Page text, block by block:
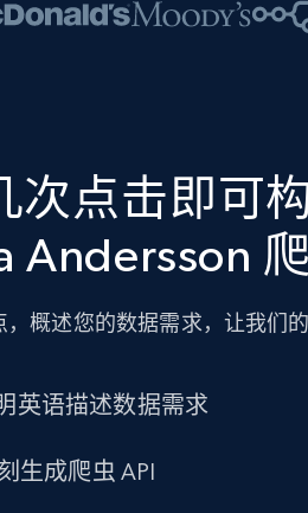
次点击即可
Andersson
，概述您的数据需求，让我们
英语描述数据需求
生成爬虫 API